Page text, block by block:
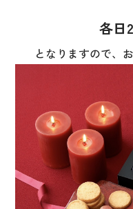
各日
となりますので、